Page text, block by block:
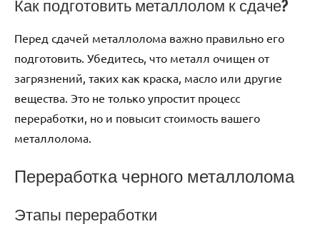
Как подготовить металлолом к сдаче?
Перед сдачей металлолома важно правильно его
подготовить. Убедитесь, что металл очищен от
загрязнений, таких как краска, масло или другие
вещества. Это не только упростит процесс
переработки, но и повысит стоимость вашего
металлолома.
Переработка черного металлолома
Этапы переработки